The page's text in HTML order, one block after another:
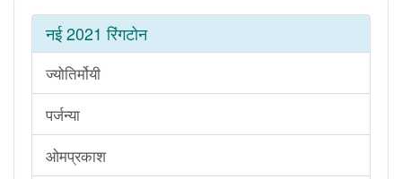
नई 2021 रिंगटोन
ज्योतिर्मोयी
पर्जन्या
ओमप्रकाश